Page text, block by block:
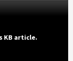
KB article.